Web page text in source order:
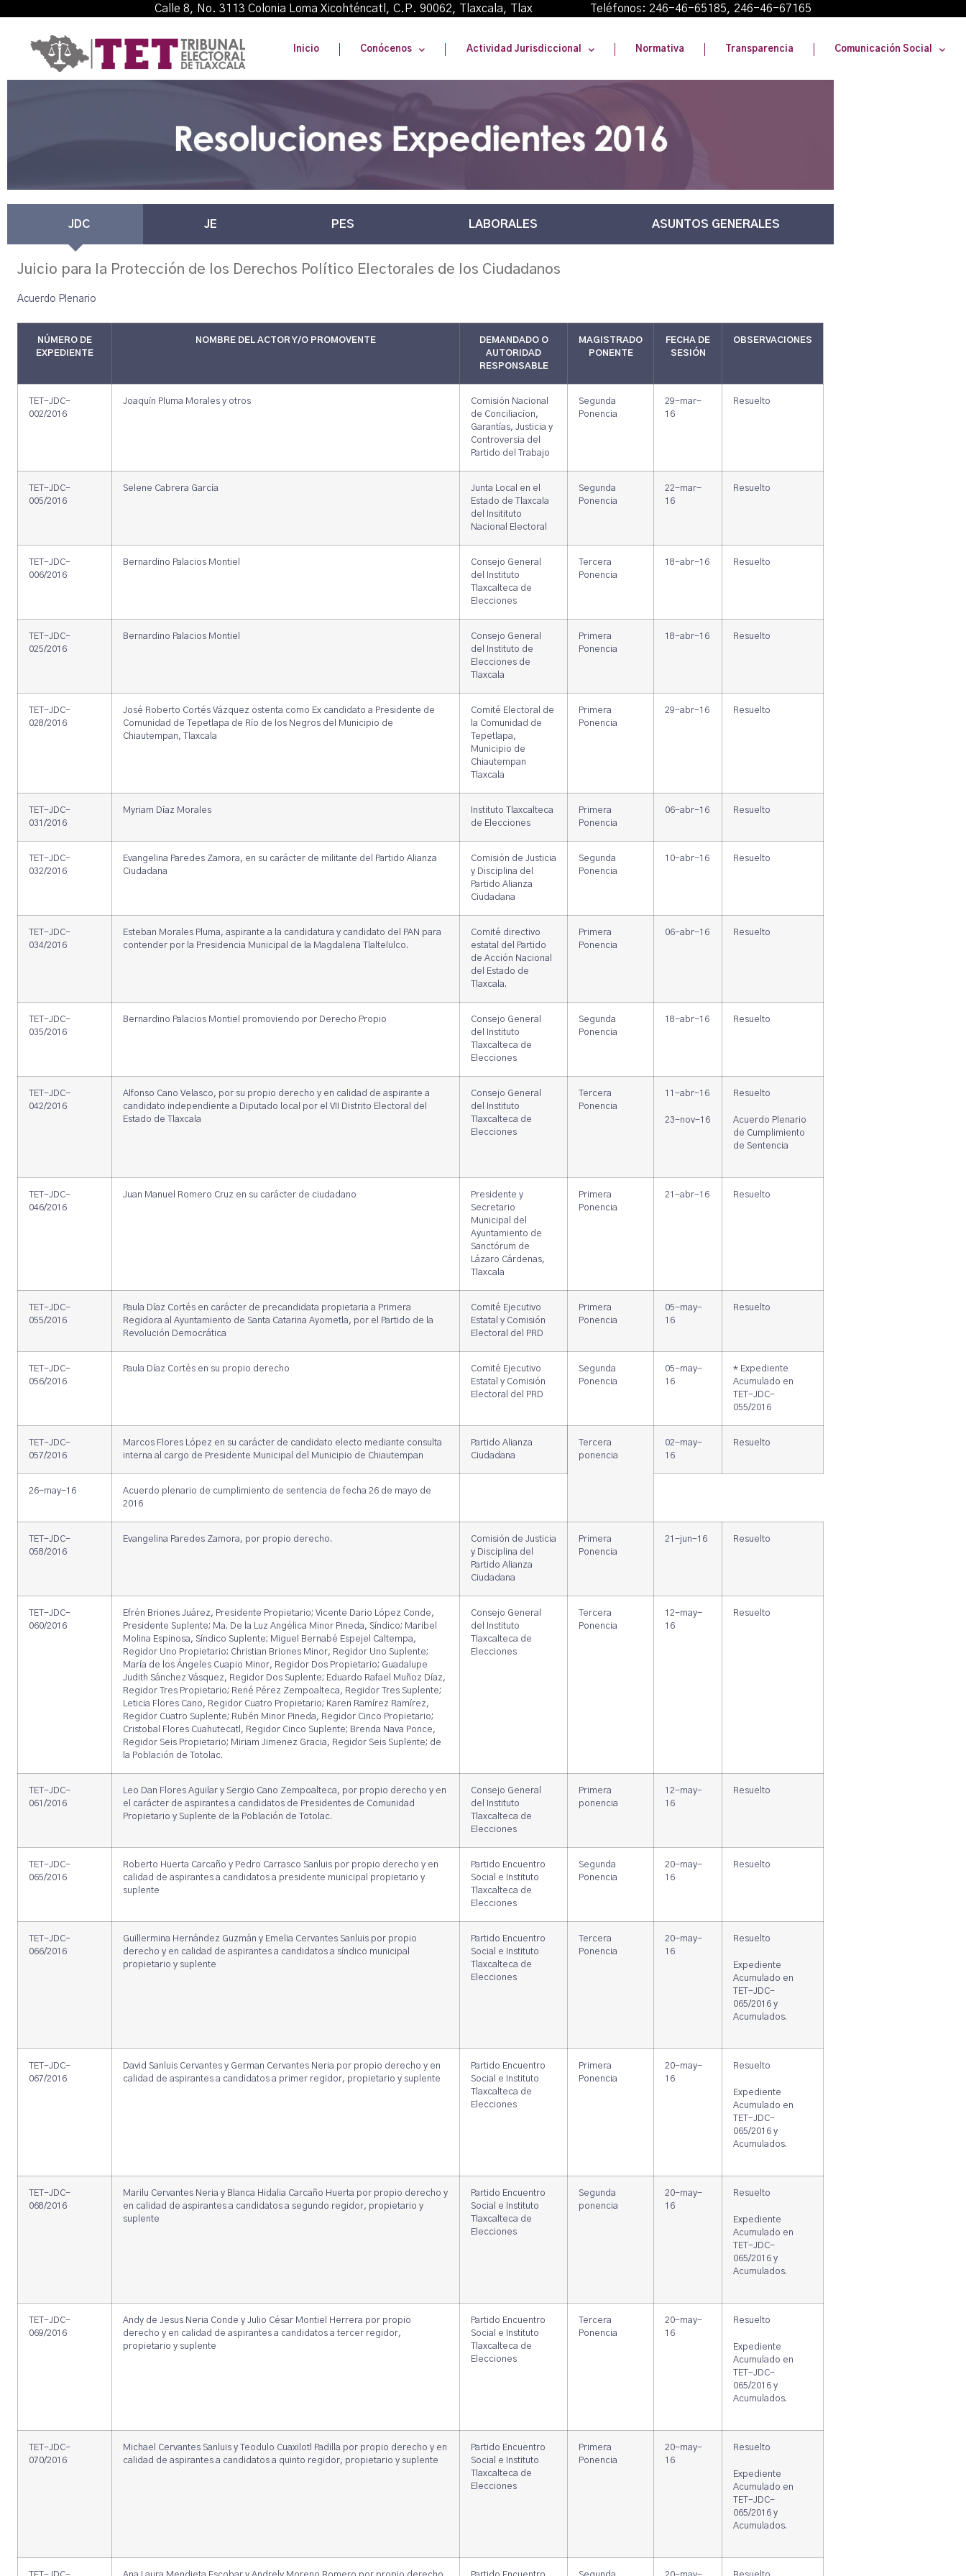
Calle 8, No. 3113 Colonia Loma Xicohténcatl, C.P. 90062, Tlaxcala, Tlax Teléfonos: 246-46-65185, 246-46-67165
Inicio Conócenos Actividad Jurisdiccional Normativa Transparencia Comunicación Social
JDC JE PES LABORALES ASUNTOS GENERALES
Juicio para la Protección de los Derechos Político Electorales de los Ciudadanos
Acuerdo Plenario
NÚMERO DE
EXPEDIENTE
NOMBRE DEL ACTOR Y/O PROMOVENTE
DEMANDADO O
AUTORIDAD
RESPONSABLE
MAGISTRADO
PONENTE
FECHA DE
SESIÓN
OBSERVACIONES
TET-JDC-
002/2016
Joaquín Pluma Morales y otros
Comisión Nacional
de Conciliacíon,
Garantías, Justicia y
Controversia del
Partido del Trabajo
Segunda
Ponencia
29-mar-
16
Resuelto
TET-JDC-
005/2016
Selene Cabrera García
Junta Local en el
Estado de Tlaxcala
del Insitituto
Nacional Electoral
Segunda
Ponencia
22-mar-
16
Resuelto
TET-JDC-
006/2016
Bernardino Palacios Montiel
Consejo General
del Instituto
Tlaxcalteca de
Elecciones
Tercera
Ponencia
18-abr-16 Resuelto
TET-JDC-
025/2016
Bernardino Palacios Montiel
Consejo General
del Instituto de
Elecciones de
Tlaxcala
Primera
Ponencia
18-abr-16 Resuelto
TET-JDC-
028/2016
José Roberto Cortés Vázquez ostenta como Ex candidato a Presidente de
Comunidad de Tepetlapa de Río de los Negros del Municipio de
Chiautempan, Tlaxcala
Comité Electoral de
la Comunidad de
Tepetlapa,
Municipio de
Chiautempan
Tlaxcala
Primera
Ponencia
29-abr-16 Resuelto
TET-JDC-
031/2016
Myriam Díaz Morales
Instituto Tlaxcalteca
de Elecciones
Primera
Ponencia
06-abr-16 Resuelto
TET-JDC-
032/2016
Evangelina Paredes Zamora, en su carácter de militante del Partido Alianza
Ciudadana
Comisión de Justicia
y Disciplina del
Partido Alianza
Ciudadana
Segunda
Ponencia
10-abr-16 Resuelto
TET-JDC-
034/2016
Esteban Morales Pluma, aspirante a la candidatura y candidato del PAN para
contender por la Presidencia Municipal de la Magdalena Tlaltelulco.
Comité directivo
estatal del Partido
de Acción Nacional
del Estado de
Tlaxcala.
Primera
Ponencia
06-abr-16 Resuelto
TET-JDC-
035/2016
Bernardino Palacios Montiel promoviendo por Derecho Propio
Consejo General
del Instituto
Tlaxcalteca de
Elecciones
Segunda
Ponencia
18-abr-16 Resuelto
TET-JDC-
042/2016
Alfonso Cano Velasco, por su propio derecho y en calidad de aspirante a
candidato independiente a Diputado local por el VII Distrito Electoral del
Estado de Tlaxcala
Consejo General
del Instituto
Tlaxcalteca de
Elecciones
Tercera
Ponencia
11-abr-16
23-nov-16
Resuelto
Acuerdo Plenario
de Cumplimiento
de Sentencia
TET-JDC-
046/2016
Juan Manuel Romero Cruz en su carácter de ciudadano
Presidente y
Secretario
Municipal del
Ayuntamiento de
Sanctórum de
Lázaro Cárdenas,
Tlaxcala
Primera
Ponencia
21-abr-16 Resuelto
TET-JDC-
055/2016
Paula Díaz Cortés en carácter de precandidata propietaria a Primera
Regidora al Ayuntamiento de Santa Catarina Ayometla, por el Partido de la
Revolución Democrática
Comité Ejecutivo
Estatal y Comisión
Electoral del PRD
Primera
Ponencia
05-may-
16
Resuelto
TET-JDC-
056/2016
Paula Díaz Cortés en su propio derecho
Comité Ejecutivo
Estatal y Comisión
Electoral del PRD
Segunda
Ponencia
05-may-
16
* Expediente
Acumulado en
TET-JDC-
055/2016
TET-JDC-
057/2016
Marcos Flores López en su carácter de candidato electo mediante consulta
interna al cargo de Presidente Municipal del Municipio de Chiautempan
Partido Alianza
Ciudadana
Tercera
ponencia
02-may-
16
Resuelto
26-may-16
Acuerdo plenario de cumplimiento de sentencia de fecha 26 de mayo de
2016
TET-JDC-
058/2016
Evangelina Paredes Zamora, por propio derecho.
Comisión de Justicia
y Disciplina del
Partido Alianza
Ciudadana
Primera
Ponencia
21-jun-16 Resuelto
TET-JDC-
060/2016
Efrén Briones Juárez, Presidente Propietario; Vicente Dario López Conde,
Presidente Suplente; Ma. De la Luz Angélica Minor Pineda, Síndico; Maribel
Molina Espinosa, Síndico Suplente; Miguel Bernabé Espejel Caltempa,
Regidor Uno Propietario; Christian Briones Minor, Regidor Uno Suplente;
María de los Ángeles Cuapio Minor, Regidor Dos Propietario; Guadalupe
Judith Sánchez Vásquez, Regidor Dos Suplente; Eduardo Rafael Muñoz Díaz,
Regidor Tres Propietario; René Pérez Zempoalteca, Regidor Tres Suplente;
Leticia Flores Cano, Regidor Cuatro Propietario; Karen Ramírez Ramírez,
Regidor Cuatro Suplente; Rubén Minor Pineda, Regidor Cinco Propietario;
Cristobal Flores Cuahutecatl, Regidor Cinco Suplente; Brenda Nava Ponce,
Regidor Seis Propietario; Miriam Jimenez Gracia, Regidor Seis Suplente; de
la Población de Totolac.
Consejo General
del Instituto
Tlaxcalteca de
Elecciones
Tercera
Ponencia
12-may-
16
Resuelto
TET-JDC-
061/2016
Leo Dan Flores Aguilar y Sergio Cano Zempoalteca, por propio derecho y en
el carácter de aspirantes a candidatos de Presidentes de Comunidad
Propietario y Suplente de la Población de Totolac.
Consejo General
del Instituto
Tlaxcalteca de
Elecciones
Primera
ponencia
12-may-
16
Resuelto
TET-JDC-
065/2016
Roberto Huerta Carcaño y Pedro Carrasco Sanluis por propio derecho y en
calidad de aspirantes a candidatos a presidente municipal propietario y
suplente
Partido Encuentro
Social e Instituto
Tlaxcalteca de
Elecciones
Segunda
Ponencia
20-may-
16
Resuelto
TET-JDC-
066/2016
Guillermina Hernández Guzmán y Emelia Cervantes Sanluis por propio
derecho y en calidad de aspirantes a candidatos a síndico municipal
propietario y suplente
Partido Encuentro
Social e Instituto
Tlaxcalteca de
Elecciones
Tercera
Ponencia
20-may-
16
Resuelto
Expediente
Acumulado en
TET-JDC-
065/2016 y
Acumulados.
TET-JDC-
067/2016
David Sanluis Cervantes y German Cervantes Neria por propio derecho y en
calidad de aspirantes a candidatos a primer regidor, propietario y suplente
Partido Encuentro
Social e Instituto
Tlaxcalteca de
Elecciones
Primera
Ponencia
20-may-
16
Resuelto
Expediente
Acumulado en
TET-JDC-
065/2016 y
Acumulados.
TET-JDC-
068/2016
Marilu Cervantes Neria y Blanca Hidalia Carcaño Huerta por propio derecho y
en calidad de aspirantes a candidatos a segundo regidor, propietario y
suplente
Partido Encuentro
Social e Instituto
Tlaxcalteca de
Elecciones
Segunda
ponencia
20-may-
16
Resuelto
Expediente
Acumulado en
TET-JDC-
065/2016 y
Acumulados.
TET-JDC-
069/2016
Andy de Jesus Neria Conde y Julio César Montiel Herrera por propio
derecho y en calidad de aspirantes a candidatos a tercer regidor,
propietario y suplente
Partido Encuentro
Social e Instituto
Tlaxcalteca de
Elecciones
Tercera
Ponencia
20-may-
16
Resuelto
Expediente
Acumulado en
TET-JDC-
065/2016 y
Acumulados.
TET-JDC-
070/2016
Michael Cervantes Sanluis y Teodulo Cuaxilotl Padilla por propio derecho y en
calidad de aspirantes a candidatos a quinto regidor, propietario y suplente
Partido Encuentro
Social e Instituto
Tlaxcalteca de
Elecciones
Primera
Ponencia
20-may-
16
Resuelto
Expediente
Acumulado en
TET-JDC-
065/2016 y
Acumulados.